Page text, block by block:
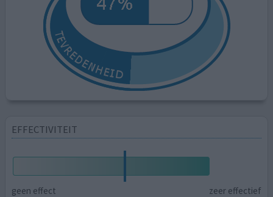
EFFECTIVITEIT
geen effect zeer effectief